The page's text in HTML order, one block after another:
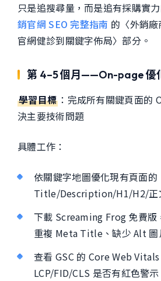
只是追搜尋量，而是追有採購實
銷官網 SEO 完整指南 的〈外銷
官網健診到關鍵字佈局〉部分。
第 4–5 個月——On-page 優
學習目標 ：完成所有關鍵頁面的
決主要技術問題
具體工作：
依關鍵字地圖優化現有頁面的
Title/Description/H1/H2/正
下載 Screaming Frog 免費版
重複 Meta Title、缺少 Alt 圖
查看 GSC 的 Core Web
LCP/FID/CLS 是否有紅色警示